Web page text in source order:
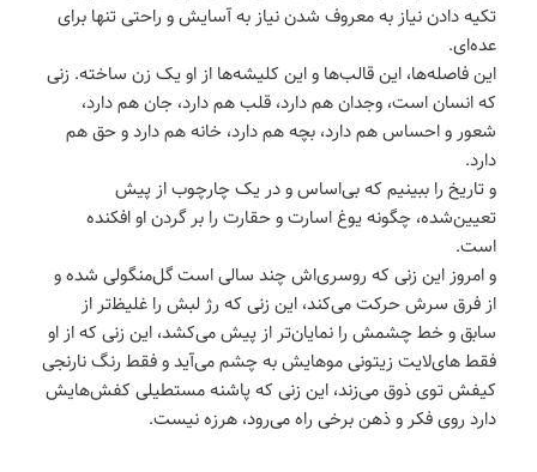
تکیه دادن نیاز به معروف شدن نیاز به آسایش و راحتی تنها برای
عده‌ای.
این فاصله‌ها، این قالب‌ها و این کلیشه‌ها از او یک زن ساخته. زنی
که انسان است، وجدان هم دارد، قلب هم دارد، جان هم دارد،
شعور و احساس هم دارد، بچه هم دارد، خانه هم دارد و حق هم
دارد.
و تاریخ را ببینیم که بی‌اساس و در یک چارچوب از پیش
تعیین‌شده، چگونه یوغ اسارت و حقارت را بر گردن او افکنده
است.
و امروز این زنی که روسری‌اش چند سالی است گل‌منگولی شده و
از فرق سرش حرکت می‌کند، این زنی که رژ لبش را غلیظ‌تر از
سابق و خط چشمش را نمایان‌تر از پیش می‌کشد، این زنی که از او
فقط های‌لایت زیتونی موهایش به چشم می‌آید و فقط رنگ نارنجی
کیفش توی ذوق می‌زند، این زنی که پاشنه مستطیلی کفش‌هایش
دارد روی فکر و ذهن برخی راه می‌رود، هرزه نیست.